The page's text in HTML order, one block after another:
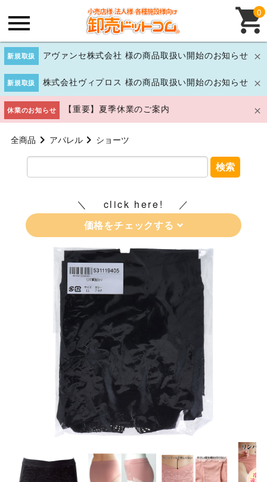
新規取扱 アヴァンセ株式会社 様の商品取扱い開始のお知らせ
新規取扱 株式会社ヴィプロス 様の商品取扱い開始のお知らせ
休業のお知らせ 【重要】夏季休業のご案内
0
全商品 アパレル ショーツ
検索
click here!
価格をチェックする